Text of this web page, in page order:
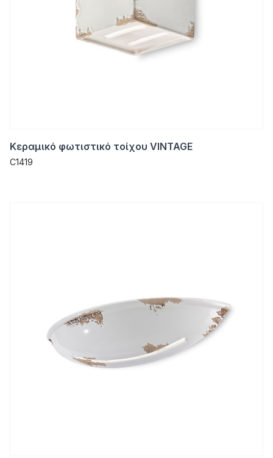
Κεραμικό φωτιστικό τοίχου VINTAGE
C1419